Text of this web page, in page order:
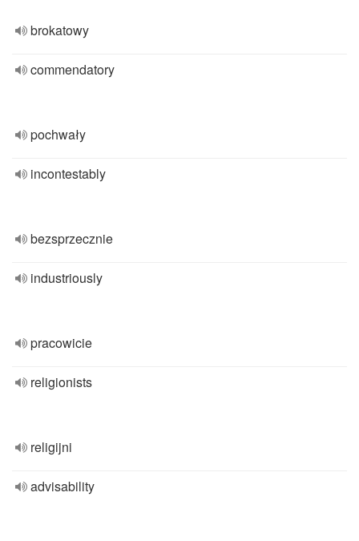
brokatowy
commendatory
pochwały
incontestably
bezsprzecznie
industriously
pracowicie
religionists
religijni
advisability